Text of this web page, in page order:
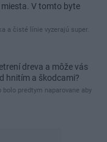
miesta. V tomto byte
a čisté línie vyzerajú super.
dreva a môže vás
hnitím a škodcami?
bolo predtym naparovane aby